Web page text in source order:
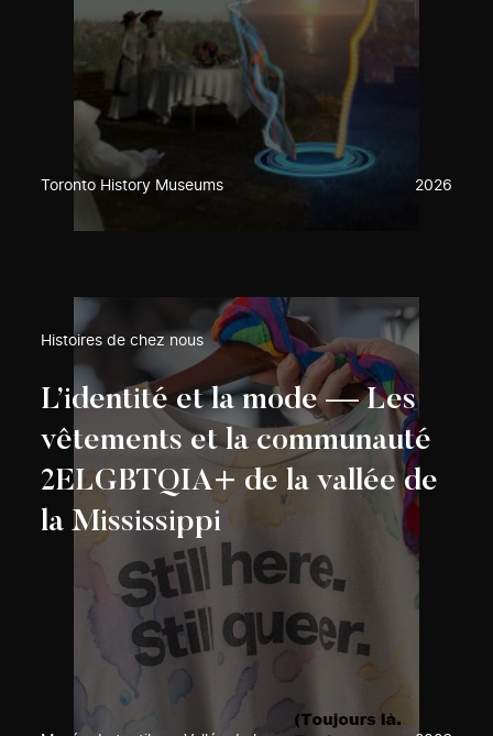
Toronto History Museums 2026
Histoires de chez nous
L’identité et la mode — Les
vêtements et la communauté
2ELGBTQIA+ de la vallée de
la Mississippi